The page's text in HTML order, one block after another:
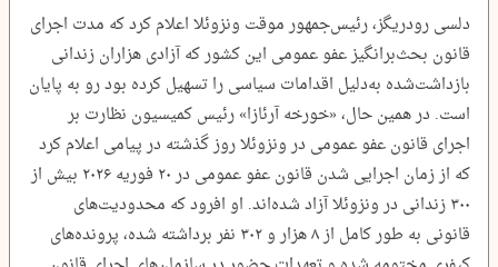
دلسی رودریگز، رئیس‌جمهور موقت ونزوئلا اعلام کرد که مدت اجرای
قانون بحث‌برانگیز عفو عمومی این کشور که آزادی هزاران زندانی
بازداشت‌شده به‌دلیل اقدامات سیاسی را تسهیل کرده بود رو به پایان
است. در همین حال، «خورخه آرئازا» رئیس کمیسیون نظارت بر
اجرای قانون عفو عمومی در ونزوئلا روز گذشته در پیامی اعلام کرد
که از زمان اجرایی شدن قانون عفو عمومی در ۲۰ فوریه ۲۰۲۶ بیش از
۳۰۰ زندانی در ونزوئلا آزاد شده‌اند. او افرود که محدودیت‌های
قانونی به طور کامل از ۸ هزار و ۳۰۲ نفر برداشته شده، پرونده‌های